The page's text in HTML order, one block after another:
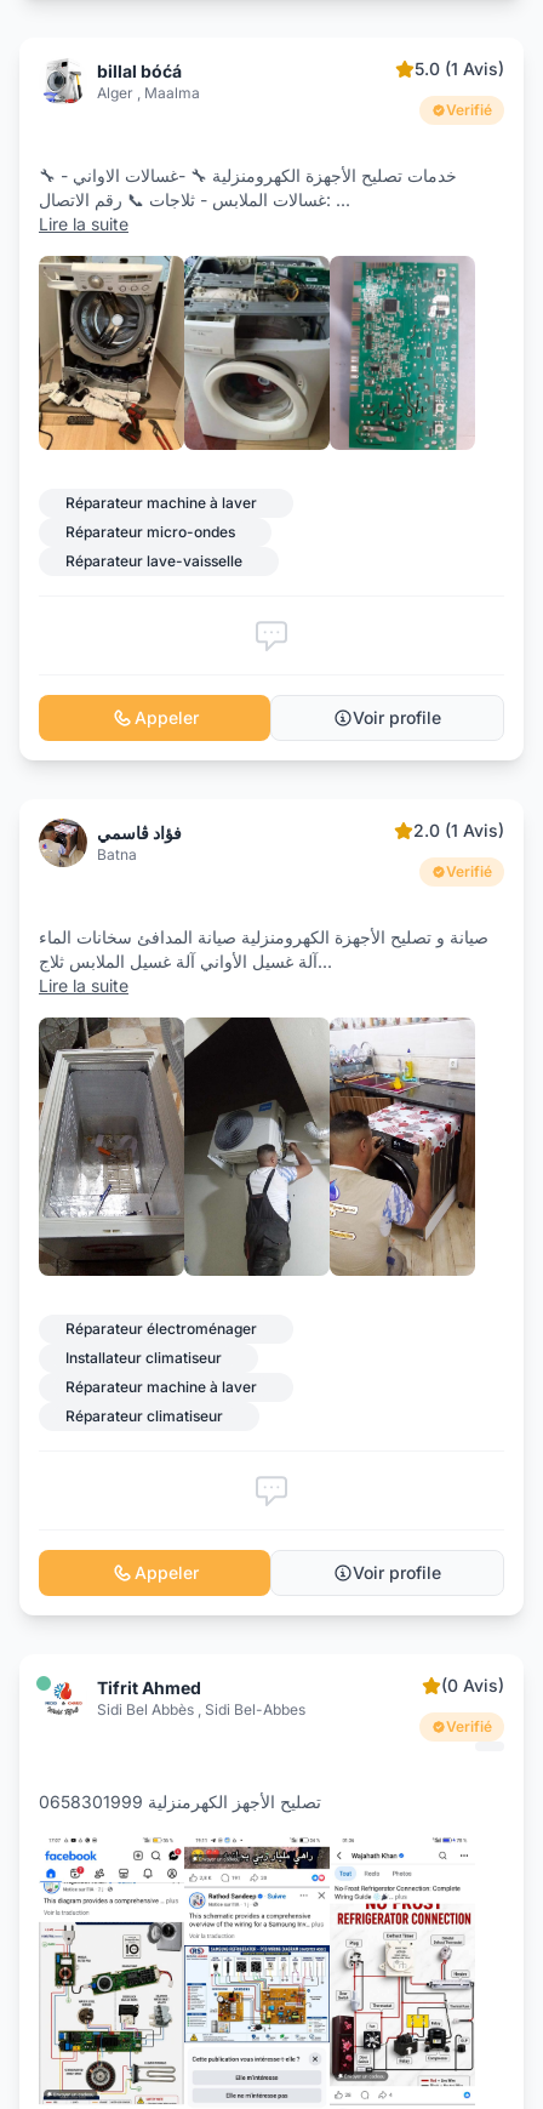
billal bóćá
Alger , Maalma
5.0 (1 Avis)
Verifié
🔧 خدمات تصليح الأجهزة الكهرومنزلية 🔧 -غسالات الاواني -
غسالات الملابس - ثلاجات 📞 رقم الاتصال: ...
Lire la suite
Réparateur machine à laver
Réparateur micro-ondes
Réparateur lave-vaisselle
Appeler Voir profile
فؤاد ڨاسمي
Batna
2.0 (1 Avis)
Verifié
صيانة و تصليح الأجهزة الكهرومنزلية صيانة المدافئ سخانات الماء
آلة غسيل الأواني آلة غسيل الملابس ثلاج...
Lire la suite
Réparateur électroménager
Installateur climatiseur
Réparateur machine à laver
Réparateur climatiseur
Appeler Voir profile
Tifrit Ahmed
Sidi Bel Abbès , Sidi Bel-Abbes
(0 Avis)
Verifié
تصليح الأجهز الكهرمنزلية 0658301999